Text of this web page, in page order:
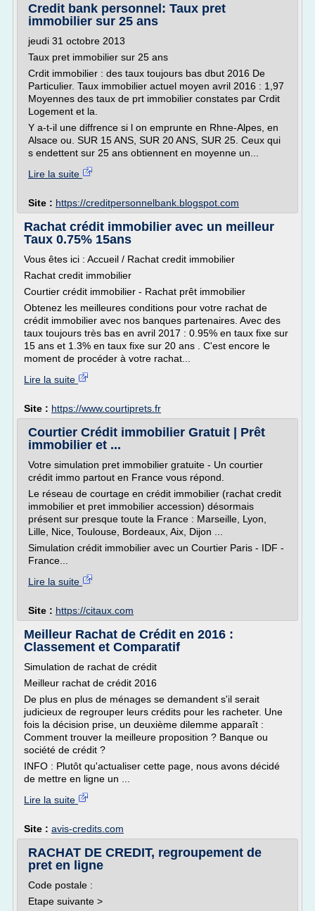
Credit bank personnel: Taux pret
immobilier sur 25 ans
jeudi 31 octobre 2013
Taux pret immobilier sur 25 ans
Crdit immobilier : des taux toujours bas dbut 2016 De
Particulier. Taux immobilier actuel moyen avril 2016 : 1,97
Moyennes des taux de prt immobilier constates par Crdit
Logement et la.
Y a-t-il une diffrence si l on emprunte en Rhne-Alpes, en
Alsace ou. SUR 15 ANS, SUR 20 ANS, SUR 25. Ceux qui
s endettent sur 25 ans obtiennent en moyenne un...
Lire la suite
Site : https://creditpersonnelbank.blogspot.com
Rachat crédit immobilier avec un meilleur
Taux 0.75% 15ans
Vous êtes ici : Accueil / Rachat credit immobilier
Rachat credit immobilier
Courtier crédit immobilier - Rachat prêt immobilier
Obtenez les meilleures conditions pour votre rachat de
crédit immobilier avec nos banques partenaires. Avec des
taux toujours très bas en avril 2017 : 0.95% en taux fixe sur
15 ans et 1.3% en taux fixe sur 20 ans . C'est encore le
moment de procéder à votre rachat...
Lire la suite
Site : https://www.courtiprets.fr
Courtier Crédit immobilier Gratuit | Prêt
immobilier et ...
Votre simulation pret immobilier gratuite - Un courtier
crédit immo partout en France vous répond.
Le réseau de courtage en crédit immobilier (rachat credit
immobilier et pret immobilier accession) désormais
présent sur presque toute la France : Marseille, Lyon,
Lille, Nice, Toulouse, Bordeaux, Aix, Dijon ...
Simulation crédit immobilier avec un Courtier Paris - IDF -
France...
Lire la suite
Site : https://citaux.com
Meilleur Rachat de Crédit en 2016 :
Classement et Comparatif
Simulation de rachat de crédit
Meilleur rachat de crédit 2016
De plus en plus de ménages se demandent s'il serait
judicieux de regrouper leurs crédits pour les racheter. Une
fois la décision prise, un deuxième dilemme apparaît :
Comment trouver la meilleure proposition ? Banque ou
société de crédit ?
INFO : Plutôt qu'actualiser cette page, nous avons décidé
de mettre en ligne un ...
Lire la suite
Site : avis-credits.com
RACHAT DE CREDIT, regroupement de
pret en ligne
Code postale :
Etape suivante >